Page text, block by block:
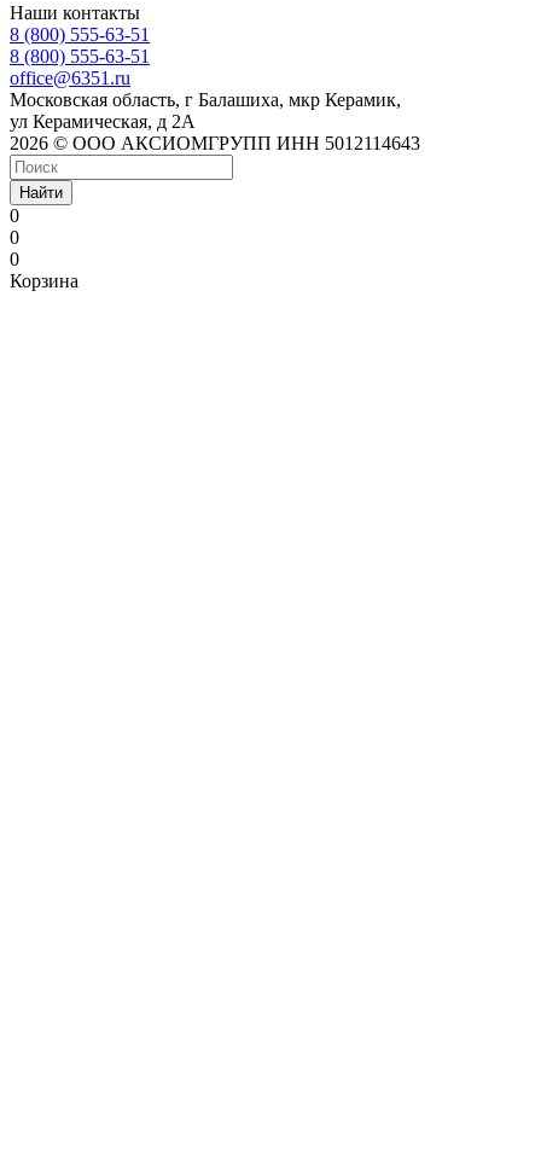
Наши контакты
8 (800) 555-63-51
8 (800) 555-63-51
office@6351.ru
Московская область, г Балашиха, мкр Керамик,
ул Керамическая, д 2А
2026 © ООО АКСИОМГРУПП ИНН 5012114643
Найти
0
0
0
Корзина